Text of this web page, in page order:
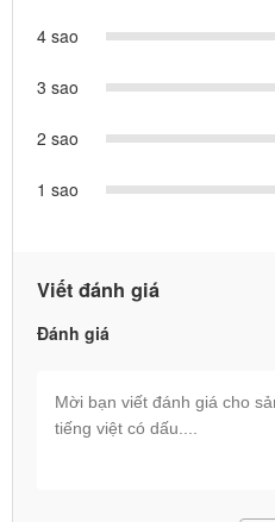
và an toàn tuyệt đối cho trẻ nhỏ,
Thiết kế thông minh, đa năng
Cầu trượt liên hoàn đa
Màu sắc tươi sáng, kích
Lợi ích vượt trội cho trẻ
và vận động giúp trẻ rèn
dai và khả năng phối hợp.
4 sao
3 sao
2 sao
1 sao
Viết đánh giá
Đánh giá